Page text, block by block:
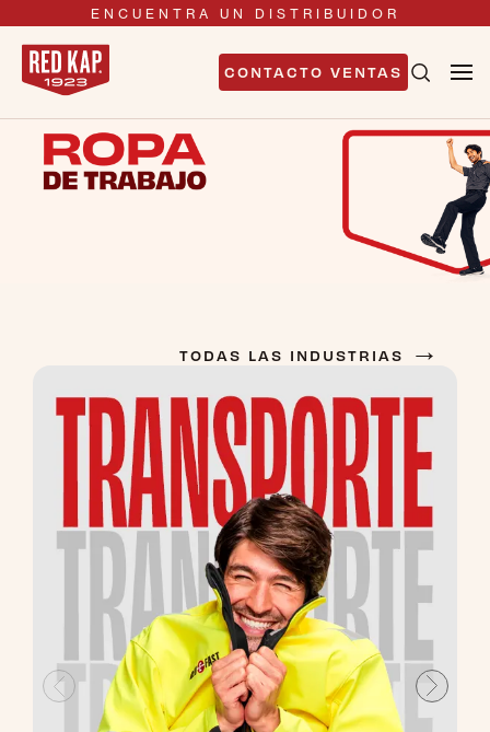
ENCUENTRA UN DISTRIBUIDOR
CONTACTO VENTAS
TODAS LAS INDUSTRIAS →